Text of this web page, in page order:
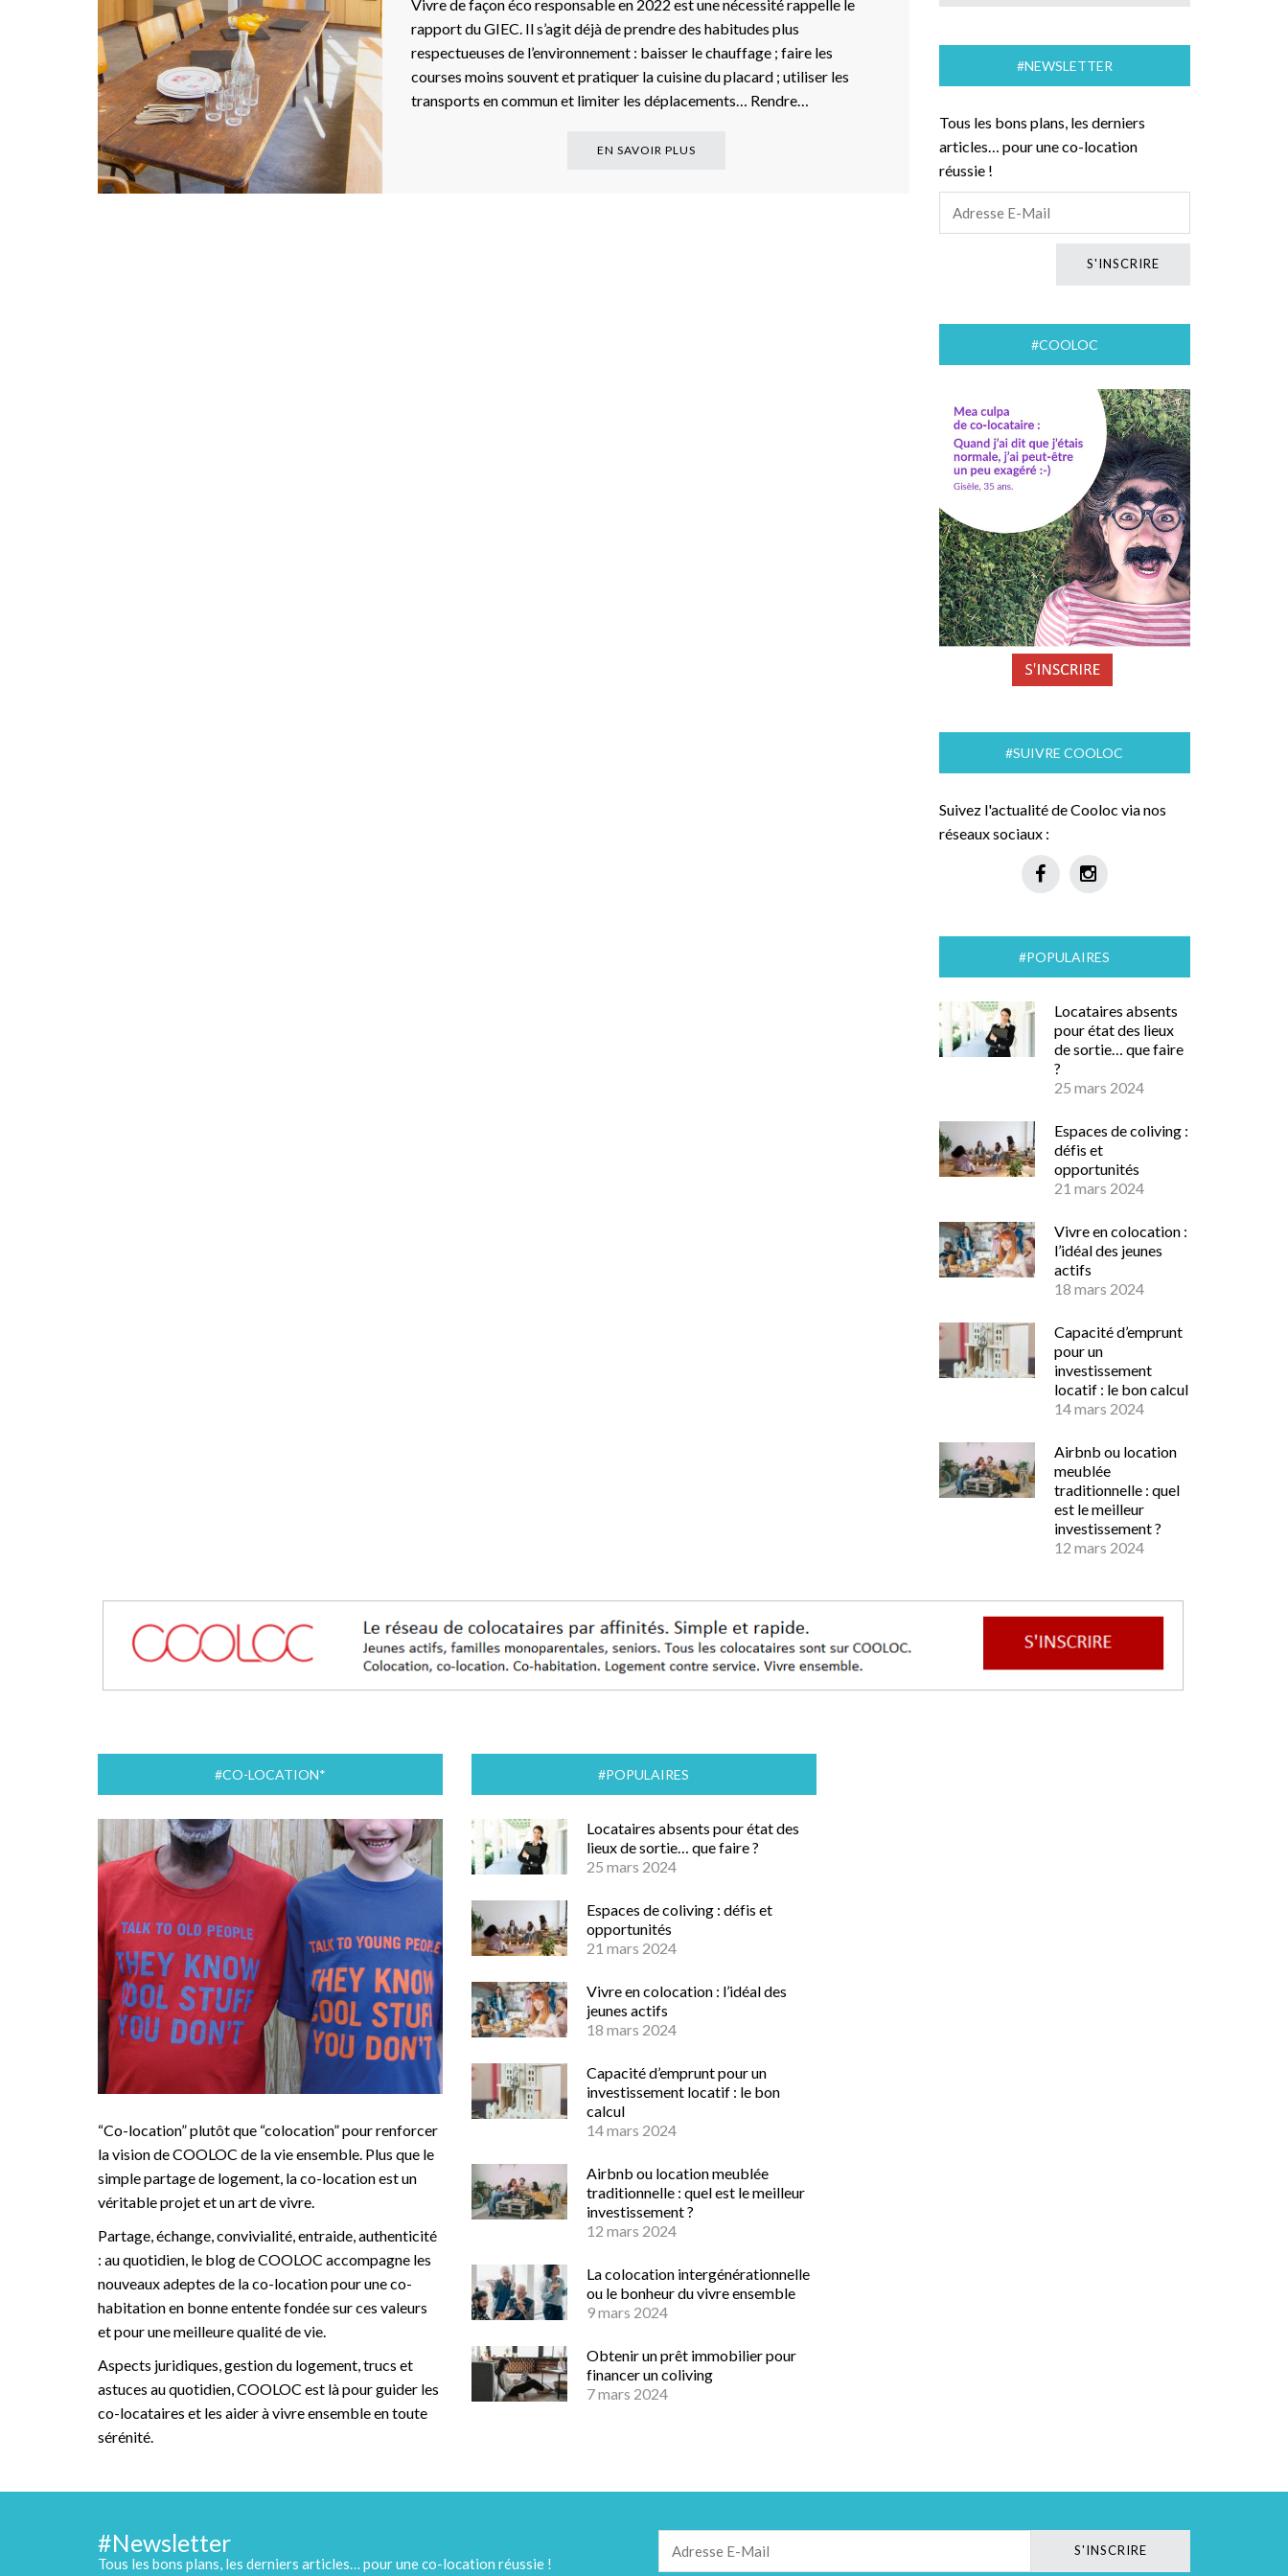
Vivre de façon éco responsable en 2022 est une nécessité rappelle le
rapport du GIEC. Il s’agit déjà de prendre des habitudes plus
respectueuses de l’environnement : baisser le chauffage ; faire les
courses moins souvent et pratiquer la cuisine du placard ; utiliser les
transports en commun et limiter les déplacements… Rendre…
EN SAVOIR PLUS
#NEWSLETTER
Tous les bons plans, les derniers
articles… pour une co-location
réussie !
#COOLOC
#SUIVRE COOLOC
Suivez l'actualité de Cooloc via nos
réseaux sociaux :
#POPULAIRES
Locataires absents
pour état des lieux
de sortie… que faire
?
25 mars 2024
Espaces de coliving :
défis et
opportunités
21 mars 2024
Vivre en colocation :
l’idéal des jeunes
actifs
18 mars 2024
Capacité d’emprunt
pour un
investissement
locatif : le bon calcul
14 mars 2024
Airbnb ou location
meublée
traditionnelle : quel
est le meilleur
investissement ?
12 mars 2024
#CO-LOCATION*
“Co-location” plutôt que “colocation” pour renforcer
la vision de COOLOC de la vie ensemble. Plus que le
simple partage de logement, la co-location est un
véritable projet et un art de vivre.
Partage, échange, convivialité, entraide, authenticité
: au quotidien, le blog de COOLOC accompagne les
nouveaux adeptes de la co-location pour une co-
habitation en bonne entente fondée sur ces valeurs
et pour une meilleure qualité de vie.
Aspects juridiques, gestion du logement, trucs et
astuces au quotidien, COOLOC est là pour guider les
co-locataires et les aider à vivre ensemble en toute
sérénité.
#POPULAIRES
Locataires absents pour état des
lieux de sortie… que faire ?
25 mars 2024
Espaces de coliving : défis et
opportunités
21 mars 2024
Vivre en colocation : l’idéal des
jeunes actifs
18 mars 2024
Capacité d’emprunt pour un
investissement locatif : le bon
calcul
14 mars 2024
Airbnb ou location meublée
traditionnelle : quel est le meilleur
investissement ?
12 mars 2024
La colocation intergénérationnelle
ou le bonheur du vivre ensemble
9 mars 2024
Obtenir un prêt immobilier pour
financer un coliving
7 mars 2024
#Newsletter
Tous les bons plans, les derniers articles… pour une co-location réussie !